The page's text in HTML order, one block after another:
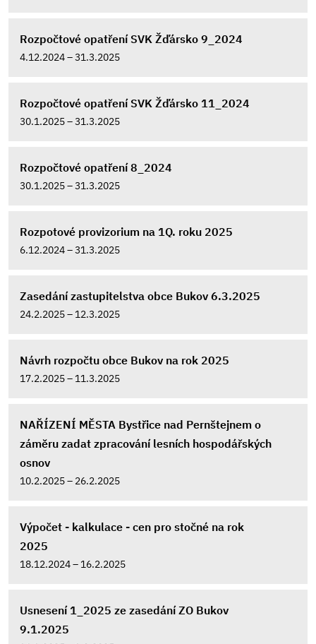
Rozpočtové opatření SVK Žďársko 9_2024
4.12.2024 – 31.3.2025
Rozpočtové opatření SVK Žďársko 11_2024
30.1.2025 – 31.3.2025
Rozpočtové opatření 8_2024
30.1.2025 – 31.3.2025
Rozpotové provizorium na 1Q. roku 2025
6.12.2024 – 31.3.2025
Zasedání zastupitelstva obce Bukov 6.3.2025
24.2.2025 – 12.3.2025
Návrh rozpočtu obce Bukov na rok 2025
17.2.2025 – 11.3.2025
NAŘÍZENÍ MĚSTA Bystřice nad Pernštejnem o
záměru zadat zpracování lesních hospodářských
osnov
10.2.2025 – 26.2.2025
Výpočet - kalkulace - cen pro stočné na rok
2025
18.12.2024 – 16.2.2025
Usnesení 1_2025 ze zasedání ZO Bukov
9.1.2025